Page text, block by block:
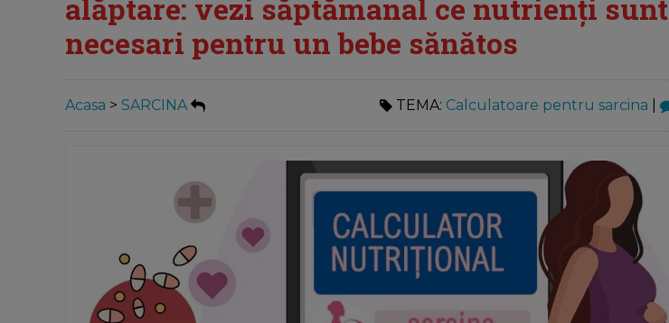
alăptare: vezi săptămanal ce nutrienți sunt
necesari pentru un bebe sănătos
Acasa > SARCINA TEMA: Calculatoare pentru sarcina